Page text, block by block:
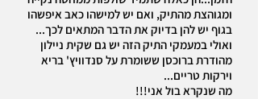
ומגוהצת מהתיק, ואם יש למישהו כאב איפשהו
בגוף יש להן בדיוק את הדבר המתאים לכך...
ואולי במעמקי התיק הזה יש גם שקית ניילון
מהודרת ברוכסן ששומרת על סנדוויץ' בריא
וירקות טריים...
מה שנקרא בול אני!!!